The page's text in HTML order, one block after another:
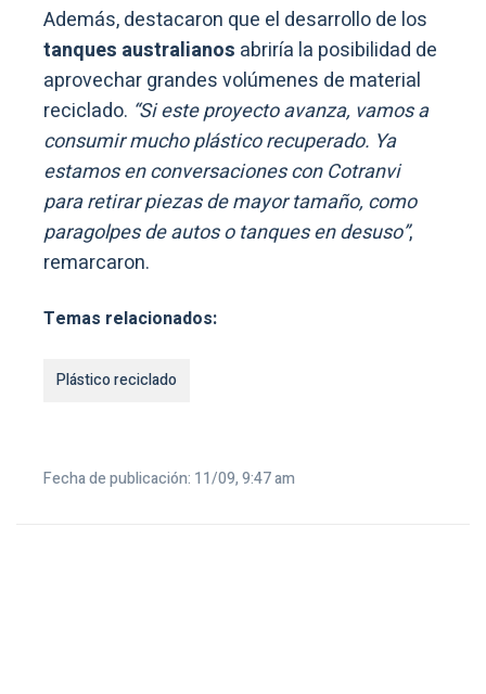
Además, destacaron que el desarrollo de los
tanques australianos abriría la posibilidad de
aprovechar grandes volúmenes de material
reciclado. “Si este proyecto avanza, vamos a
consumir mucho plástico recuperado. Ya
estamos en conversaciones con Cotranvi
para retirar piezas de mayor tamaño, como
paragolpes de autos o tanques en desuso”,
remarcaron.
Temas relacionados:
Plástico reciclado
Fecha de publicación: 11/09, 9:47 am